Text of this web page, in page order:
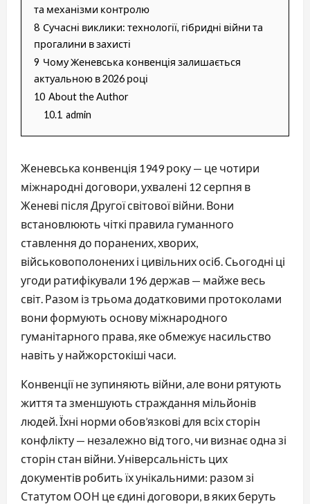
та механізми контролю
8 Сучасні виклики: технології, гібридні війни та
прогалини в захисті
9 Чому Женевська конвенція залишається
актуальною в 2026 році
10 About the Author
10.1 admin
Женевська конвенція 1949 року — це чотири
міжнародні договори, ухвалені 12 серпня в
Женеві після Другої світової війни. Вони
встановлюють чіткі правила гуманного
ставлення до поранених, хворих,
військовополонених і цивільних осіб. Сьогодні ці
угоди ратифікували 196 держав — майже весь
світ. Разом із трьома додатковими протоколами
вони формують основу міжнародного
гуманітарного права, яке обмежує насильство
навіть у найжорстокіші часи.
Конвенції не зупиняють війни, але вони рятують
життя та зменшують страждання мільйонів
людей. Їхні норми обов’язкові для всіх сторін
конфлікту — незалежно від того, чи визнає одна зі
сторін стан війни. Універсальність цих
документів робить їх унікальними: разом зі
Статутом ООН це єдині договори, в яких беруть